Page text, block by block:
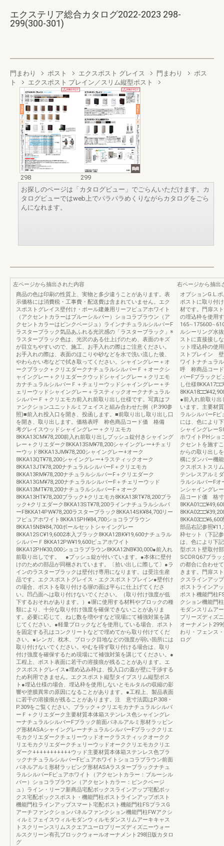
エクステリア総合カタログ2022-2023 298-
299(300-301)
門まわり ポスト エクスポスト グレイス 門まわり
ポス
ト
エクスポスト プレイン／スリム縦型ポスト
298
299
お探しのページは「カタログビュー」でごらんいただけます。カ
タログビューではweb上でパラパラめくりながらカタログをごら
んになれます。
左ページから抽出された内容
商品の色は印刷の性質上、実物と多少違うことがあります。表
示価格には消費税・工事費・配送費は含まれていません。エク
スポストグレイス壁付け・ポール建兼用リーフピュアホワイト
（アクセントカラーはブルーシルバー）ショコラブラウン（ア
クセントカラーはピンクベージュ）ラインナチュラルシルバーF
ラスターブラック気品あふれる光沢感の「ラスターブラック」※
ラスターブラック色は、光沢のある仕上げのため、表面のキズ
が目立ちやすいので、施工、お手入れの際はご注意ください。
お手入れの際は、表面のほこりや砂などを水で洗い流した後、
やわらかい布などで拭き取ってください。シャイングレー＋オ
ークブラック＋クリエダークナチュラルシルバーＦ＋オークシ
ャイングレー＋クリエダークウッドシャイングレー＋クリエモ
カナチュラルシルバーＦ＋チェリーウッドシャイングレー＋チ
ェリーウッドシャイングレー＋ラスティックオークナチュラル
シルバーＦ＋クリエモカ前入れ前取り出し仕様です。写真はフ
ァンクションユニットルミフェイスと組み合わせた例（P.390参
照)■前入れ投入口を開き、投函します。■前取り出し取り出し口
を開き、取り出します。価格表呼 称色商品コード価 格備
考グレイスウッドシャイングレー＋クリエモカ
8KKA13CM¥78,200前入れ前取り出しプッシュ錠付きシャイング
レー＋クリエダーク8KKA13SM¥78,200シャイングレー+チェリ
ーウッド8KKA13JM¥78,200シャイングレー+オーク
8KKA13QT¥78,200シャイングレー+ラスティックオーク
8KKA13JT¥78,200ナチュラルシルバーF＋クリエモカ
8KKA13RM¥78,200ナチュラルシルバーF＋クリエダーク
8KKA13GM¥78,200ナチュラルシルバーF＋チェリーウッド
8KKA13MT¥78,200ナチュラルシルバーF＋オーク
8KKA13HT¥78,200ブラック+クリエモカ8KKA13RT¥78,200ブラ
ック+クリエダーク8KKA13ST¥78,200ラインナチュラルシルバ
ーF8KKA14PW¥78,200ラスターブラック8KKA14SK¥84,700リー
フピュアホワイト8KKA15PH¥84,700ショコラブラウン
8KKA15NB¥84,700ポールセットシャイングレー
8KKA12SC¥19,6002本入ブラック8KKA12BK¥19,600ナチュラル
シルバーＦ8KKA12PW¥19,600ピュアホワイト
8KKA12PH¥30,000ショコラブラウン8KKA12NB¥30,000●前入れ
前取り出しです。 ●プッシュ錠が付いています。●本体に壁付
けのための部品が同梱されています。〔拾い出しに際して〕●ラ
インのラスターブラックは壁付け専用になります。は受注生産
品です。エクスポストグレイス・エクスポストプレイン●壁付け
の場合、ポストを取り付ける塀の面は平らに仕上げてくださ
い。凹凸面へは取り付けないでください。（取り付け強度が低
下するおそれがあります。）●塀に使用する材料やブロックの種
類により、十分な取り付け強度を確保できないことがありま
す。必要に応じて、ねじ数を増やすなど現場にて補強対策を講
じてください。●軽量ブロックなどを使用している場合、ポスト
を固定する孔はコンクリートなどで埋めてから取り付けてくだ
さい。●レンガ、枕木、ブロック目地などの強度が弱い箇所には
取り付けないでください。やむを得ず取り付ける場合は、取り
付け強度を確保するため現場にて補強対策を講じてください。●
工程上、ポスト表面に若干の溶接痕が残ることがあります。エ
クスポストグレイス●埋め込み枠は、投入口の蓋が壁に干渉する
ため利用できません。エクスポスト縦型タイプスリム縦型ポス
ト●埋込仕様の場合、埋込枠を使用しないとモルタルの収縮の影
響や塗膜異常の原因になることがあります。●工程上、製品表面
に若干の溶接痕が残ることがあります。注 意寸法図はP.308・
P.309をご覧ください。ブラック＋クリエモカナチュラルシルバ
ーＦ＋クリエダーク主要材質本体箱ステンレス色シャイングレ
ーナチュラルシルバーFブラック前面パネルアルミ形材ラッピン
グ形材ASAシャイングレーナチュラルシルバーFブラッククリエ
モカクリエダークチェリーウッドオークラスティックオークク
リエモカクリエダークチェリーウッドオーククリエモカクリエ
ダーク+++++++++++ウッド主要材質本体箱ステンレス色ブラ
ックナチュラルシルバーFピュアホワイトショコラブラウン前面
パネルアルミ形材ラッピング形材ASAラスターブラックナチュ
ラルシルバーFピュアホワイト（アクセントカラー：ブルーシル
バー）ショコラブラウン（アクセントカラー：ピンクベージ
ュ）ライン・リーフ新商品宅配ボックスラインアップ宅配ボッ
クス宅配ボックスポスト・機能門柱ポストラインアップポスト
機能門柱ラインアップスマート宅配ポスト機能門柱FSプラスG
アーチファンクションパネルファンクション機能門柱FWアクシ
ィルミフェイスウィルモダンウィルモダンスリムアーキキャス
トスクリーンスリムスクエアユーロブリーズディズニーウォー
ルスクリーン有孔ブロックウォールオーナメント298旧版カタロ
グ
右ページから抽出
オプションG.L.
ポストに取り付
材です。門扉ス
の埋込枠を使用
ルシーリング水
ストに直接接し
ット埋込枠の使
ストプレイン 壁
ワイトナチュラ
呼 称商品コー
バーFブラックピ
し仕様
●前入れ前取り出
います。主要材
ラルシルバーF
には、色により
シャイングレー
ホワイトPHショ
クセントを施す
からの取り出し
構にダンパー機
クスポストスリ
テンレスアルミ
ラルシルバーFオ
ンシャイングレ
品コード価 格寸
部品右記参照
枠セット（下記
は、色により下
型ポスト壁取付
SCDRQ67ブラ
の都合に合わせ
きます。門扉ス
クスラインアッ
ポストラインア
ポスト機能門柱
クション機能門
モダンスリムア
ブリーズディズ
オーナメント
わり・フェンス
ログ